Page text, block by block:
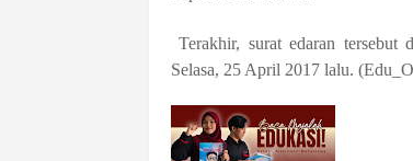
Terakhir, surat edaran tersebut
Selasa, 25 April 2017 lalu.